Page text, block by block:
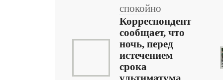
спокойно
Корреспондент
сообщает, что
ночь, перед
истечением
срока